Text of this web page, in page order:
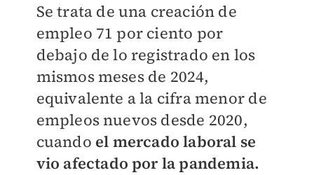
Se trata de una creación de
empleo 71 por ciento por
debajo de lo registrado en los
mismos meses de 2024,
equivalente a la cifra menor de
empleos nuevos desde 2020,
cuando el mercado laboral se
vio afectado por la pandemia.